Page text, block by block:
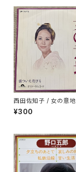
西田佐知子 / 女の意地
¥300